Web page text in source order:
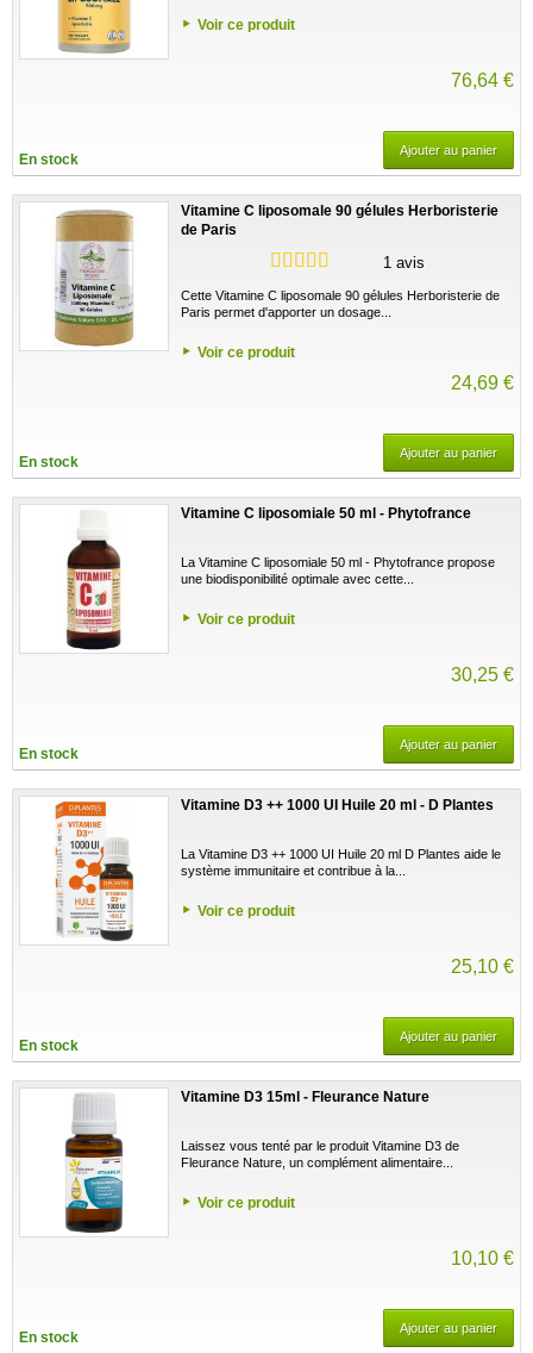
Voir ce produit
76,64 €
En stock
Ajouter au panier
Vitamine C liposomale 90 gélules Herboristerie
de Paris
1 avis
Cette Vitamine C liposomale 90 gélules Herboristerie de
Paris permet d'apporter un dosage...
Voir ce produit
24,69 €
En stock
Ajouter au panier
Vitamine C liposomiale 50 ml - Phytofrance
La Vitamine C liposomiale 50 ml - Phytofrance propose
une biodisponibilité optimale avec cette...
Voir ce produit
30,25 €
En stock
Ajouter au panier
Vitamine D3 ++ 1000 UI Huile 20 ml - D Plantes
La Vitamine D3 ++ 1000 UI Huile 20 ml D Plantes aide le
système immunitaire et contribue à la...
Voir ce produit
25,10 €
En stock
Ajouter au panier
Vitamine D3 15ml - Fleurance Nature
Laissez vous tenté par le produit Vitamine D3 de
Fleurance Nature, un complément alimentaire...
Voir ce produit
10,10 €
En stock
Ajouter au panier